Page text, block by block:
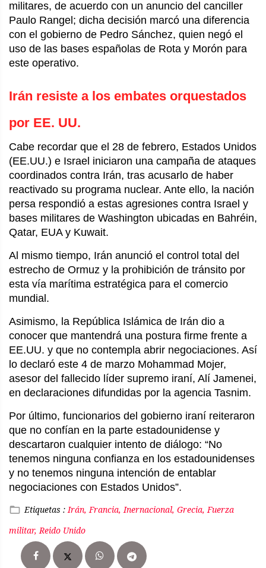
militares, de acuerdo con un anuncio del canciller
Paulo Rangel; dicha decisión marcó una diferencia
con el gobierno de Pedro Sánchez, quien negó el
uso de las bases españolas de Rota y Morón para
este operativo.
Irán resiste a los embates orquestados
por EE. UU.
Cabe recordar que el 28 de febrero, Estados Unidos
(EE.UU.) e Israel iniciaron una campaña de ataques
coordinados contra Irán, tras acusarlo de haber
reactivado su programa nuclear. Ante ello, la nación
persa respondió a estas agresiones contra Israel y
bases militares de Washington ubicadas en Bahréin,
Qatar, EUA y Kuwait.
Al mismo tiempo, Irán anunció el control total del
estrecho de Ormuz y la prohibición de tránsito por
esta vía marítima estratégica para el comercio
mundial.
Asimismo, la República Islámica de Irán dio a
conocer que mantendrá una postura firme frente a
EE.UU. y que no contempla abrir negociaciones. Así
lo declaró este 4 de marzo Mohammad Mojer,
asesor del fallecido líder supremo iraní, Alí Jamenei,
en declaraciones difundidas por la agencia Tasnim.
Por último, funcionarios del gobierno iraní reiteraron
que no confían en la parte estadounidense y
descartaron cualquier intento de diálogo: “No
tenemos ninguna confianza en los estadounidenses
y no tenemos ninguna intención de entablar
negociaciones con Estados Unidos”.
Etiquetas :Irán, Francia, Inernacional, Grecia, Fuerza
militar, Reido Unido